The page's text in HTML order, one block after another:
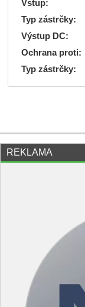
Vstup:
Typ zástrčky:
Výstup DC:
Ochrana proti:
Typ zástrčky:
REKLAMA